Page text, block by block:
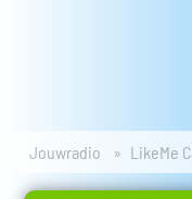
Jouwradio LikeMe